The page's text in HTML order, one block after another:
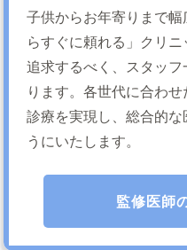
子供からお年寄りまで
らすぐに頼れる」クリ
追求するべく、スタッ
ります。各世代に合わ
診療を実現し、総合的
うにいたします。
監修医師